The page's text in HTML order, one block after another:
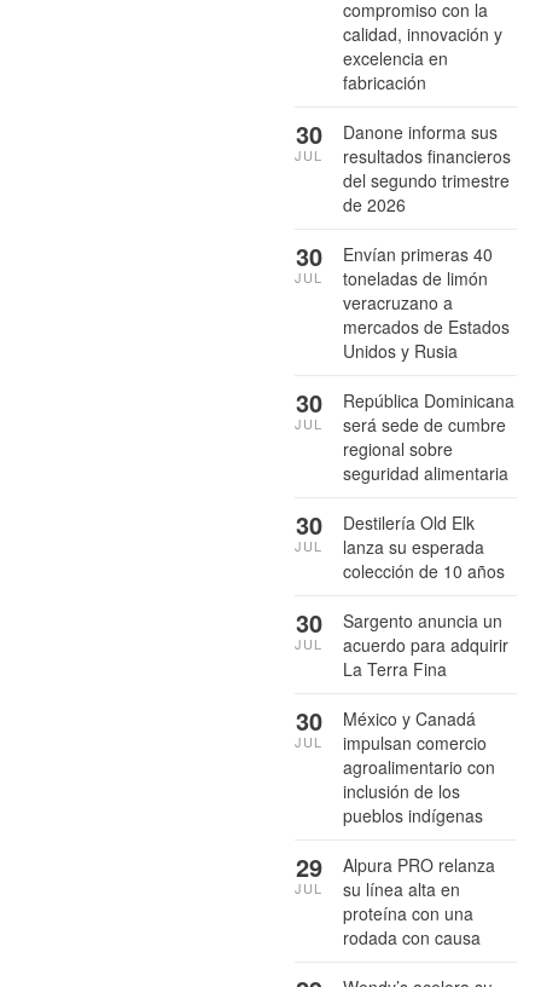
compromiso con la
calidad, innovación y
excelencia en
fabricación
Danone informa sus
resultados financieros
del segundo trimestre
de 2026
30
JUL
Envían primeras 40
toneladas de limón
veracruzano a
mercados de Estados
Unidos y Rusia
30
JUL
República Dominicana
será sede de cumbre
regional sobre
seguridad alimentaria
30
JUL
Destilería Old Elk
lanza su esperada
colección de 10 años
30
JUL
Sargento anuncia un
acuerdo para adquirir
La Terra Fina
30
JUL
México y Canadá
impulsan comercio
agroalimentario con
inclusión de los
pueblos indígenas
30
JUL
Alpura PRO relanza
su línea alta en
proteína con una
rodada con causa
29
JUL